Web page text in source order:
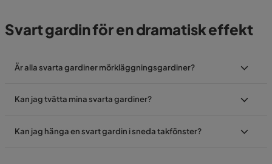
Svart gardin för en dramatisk effekt
Är alla svarta gardiner mörkläggningsgardiner?
Kan jag tvätta mina svarta gardiner?
Kan jag hänga en svart gardin i sneda takfönster?